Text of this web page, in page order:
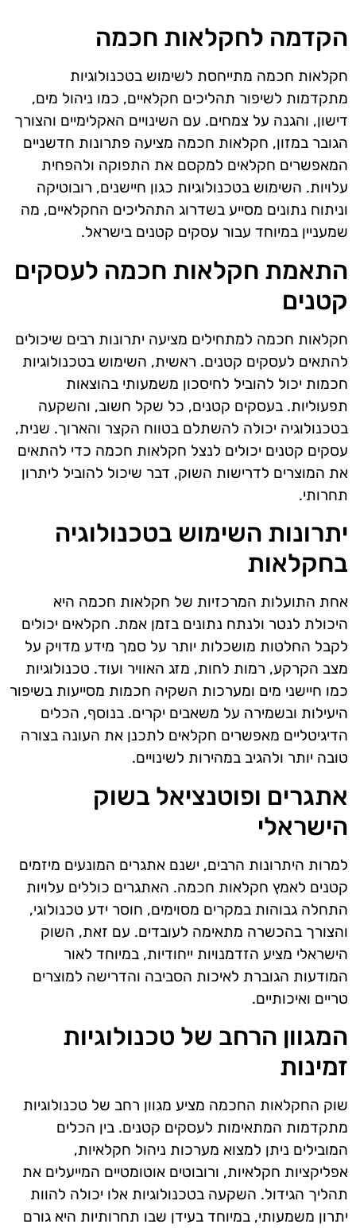
הקדמה לחקלאות חכמה
חקלאות חכמה מתייחסת לשימוש בטכנולוגיות
מתקדמות לשיפור תהליכים חקלאיים, כמו ניהול מים,
דישון, והגנה על צמחים. עם השינויים האקלימיים והצורך
הגובר במזון, חקלאות חכמה מציעה פתרונות חדשניים
המאפשרים חקלאים למקסם את התפוקה ולהפחית
עלויות. השימוש בטכנולוגיות כגון חיישנים, רובוטיקה
וניתוח נתונים מסייע בשדרוג התהליכים החקלאיים, מה
שמעניין במיוחד עבור עסקים קטנים בישראל.
התאמת חקלאות חכמה לעסקים
קטנים
חקלאות חכמה למתחילים מציעה יתרונות רבים שיכולים
להתאים לעסקים קטנים. ראשית, השימוש בטכנולוגיות
חכמות יכול להוביל לחיסכון משמעותי בהוצאות
תפעוליות. בעסקים קטנים, כל שקל חשוב, והשקעה
בטכנולוגיה יכולה להשתלם בטווח הקצר והארוך. שנית,
עסקים קטנים יכולים לנצל חקלאות חכמה כדי להתאים
את המוצרים לדרישות השוק, דבר שיכול להוביל ליתרון
תחרותי.
יתרונות השימוש בטכנולוגיה
בחקלאות
אחת התועלות המרכזיות של חקלאות חכמה היא
היכולת לנטר ולנתח נתונים בזמן אמת. חקלאים יכולים
לקבל החלטות מושכלות יותר על סמך מידע מדויק על
מצב הקרקע, רמות לחות, מזג האוויר ועוד. טכנולוגיות
כמו חיישני מים ומערכות השקיה חכמות מסייעות בשיפור
היעילות ובשמירה על משאבים יקרים. בנוסף, הכלים
הדיגיטליים מאפשרים חקלאים לתכנן את העונה בצורה
טובה יותר ולהגיב במהירות לשינויים.
אתגרים ופוטנציאל בשוק
הישראלי
למרות היתרונות הרבים, ישנם אתגרים המונעים מיזמים
קטנים לאמץ חקלאות חכמה. האתגרים כוללים עלויות
התחלה גבוהות במקרים מסוימים, חוסר ידע טכנולוגי,
והצורך בהכשרה מתאימה לעובדים. עם זאת, השוק
הישראלי מציע הזדמנויות ייחודיות, במיוחד לאור
המודעות הגוברת לאיכות הסביבה והדרישה למוצרים
טריים ואיכותיים.
המגוון הרחב של טכנולוגיות
זמינות
שוק החקלאות החכמה מציע מגוון רחב של טכנולוגיות
מתקדמות המתאימות לעסקים קטנים. בין הכלים
המובילים ניתן למצוא מערכות ניהול חקלאיות,
אפליקציות חקלאיות, ורובוטים אוטומטיים המייעלים את
תהליך הגידול. השקעה בטכנולוגיות אלו יכולה להוות
יתרון משמעותי, במיוחד בעידן שבו תחרותיות היא גורם